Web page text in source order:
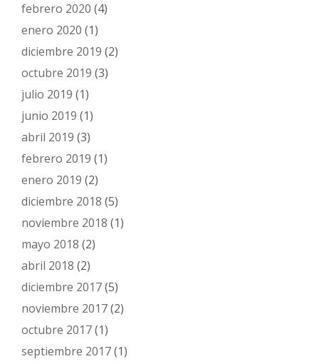
febrero 2020 (4)
enero 2020 (1)
diciembre 2019 (2)
octubre 2019 (3)
julio 2019 (1)
junio 2019 (1)
abril 2019 (3)
febrero 2019 (1)
enero 2019 (2)
diciembre 2018 (5)
noviembre 2018 (1)
mayo 2018 (2)
abril 2018 (2)
diciembre 2017(5)
noviembre 2017(2)
octubre 2017(1)
septiembre 2017(1)